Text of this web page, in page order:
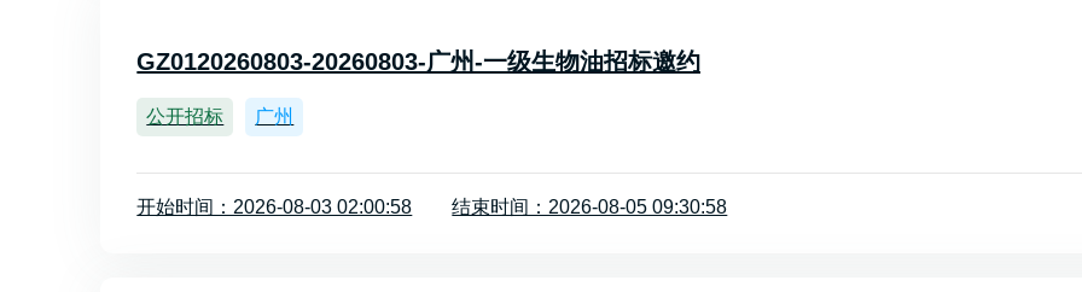
GZ0120260803-20260803-广州-一级生物油招标邀约
公开招标 广州
开始时间：2026-08-03 02:00:58 结束时间：2026-08-05 09:30:58